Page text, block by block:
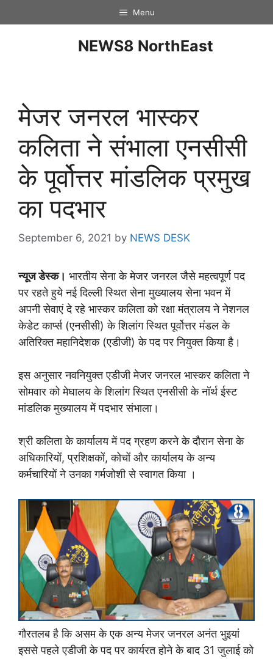
Menu
NEWS8 NorthEast
मेजर जनरल भास्कर
कलिता ने संभाला एनसीसी
के पूर्वोत्तर मांडलिक प्रमुख
का पदभार
September 6, 2021 by NEWS DESK
न्यूज डेस्क। भारतीय सेना के मेजर जनरल जैसे महत्वपूर्ण पद
पर रहते हुये नई दिल्ली स्थित सेना मुख्यालय सेना भवन में
अपनी सेवाएं दे रहे भास्कर कलिता को रक्षा मंत्रालय ने नेशनल
केडेट कार्प्स (एनसीसी) के शिलांग स्थित पूर्वोत्तर मंडल के
अतिरिक्त महानिदेशक (एडीजी) के पद पर नियुक्त किया है।
इस अनुसार नवनियुक्त एडीजी मेजर जनरल भास्कर कलिता ने
साेमवार को मेघालय के शिलांग स्थित एनसीसी के नॉर्थ ईस्ट
मांडलिक मुख्यालय में पदभार संभाला।
श्री कलिता के कार्यालय में पद ग्रहण करने के दाैरान सेना के
अधिकारियों, प्रशिक्षकों, कोचों और कार्यालय के अन्य
कर्मचारियों ने उनका गर्मजोशी से स्वागत किया ।
गौरतलब है कि असम के एक अन्य मेजर जनरल अनंत भुइयां
इससे पहले एडीजी के पद पर कार्यरत होने के बाद 31 जुलाई को